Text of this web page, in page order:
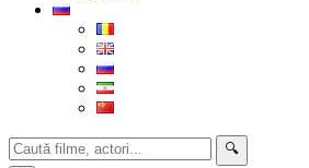
🔍